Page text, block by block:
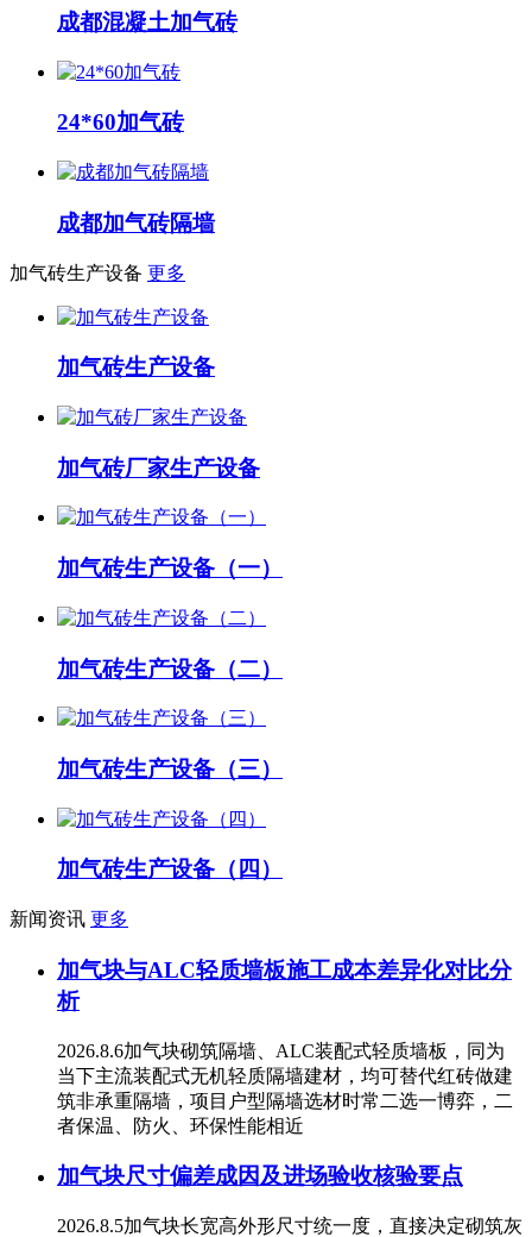
成都混凝土加气砖
24*60加气砖
成都加气砖隔墙
加气砖生产设备 更多
加气砖生产设备
加气砖厂家生产设备
加气砖生产设备（一）
加气砖生产设备（二）
加气砖生产设备（三）
加气砖生产设备（四）
新闻资讯 更多
加气块与ALC轻质墙板施工成本差异化对比分
析
2026.8.6加气块砌筑隔墙、ALC装配式轻质墙板，同为
当下主流装配式无机轻质隔墙建材，均可替代红砖做建
筑非承重隔墙，项目户型隔墙选材时常二选一博弈，二
者保温、防火、环保性能相近
加气块尺寸偏差成因及进场验收核验要点
2026.8.5加气块长宽高外形尺寸统一度，直接决定砌筑灰